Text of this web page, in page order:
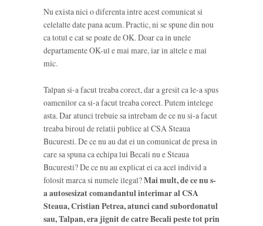
Nu exista nici o diferenta intre acest comunicat si
celelalte date pana acum. Practic, ni se spune din nou
ca totul e cat se poate de OK. Doar ca in unele
departamente OK-ul e mai mare, iar in altele e mai
mic.
Talpan si-a facut treaba corect, dar a gresit ca le-a spus
oamenilor ca si-a facut treaba corect. Putem intelege
asta. Dar atunci trebuie sa intrebam de ce nu si-a facut
treaba biroul de relatii publice al CSA Steaua
Bucuresti. De ce nu au dat ei un comunicat de presa in
care sa spuna ca echipa lui Becali nu e Steaua
Bucuresti? De ce nu au explicat ei ca acel individ a
folosit marca si numele ilegal?Mai mult, de ce nu s-
a autosesizat comandantul interimar al CSA
Steaua, Cristian Petrea, atunci cand subordonatul
sau, Talpan, era jignit de catre Becali peste tot prin